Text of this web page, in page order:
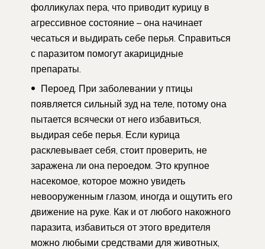
фолликулах пера, что приводит курицу в
агрессивное состояние – она начинает
чесаться и выдирать себе перья. Справиться
с паразитом помогут акарицидные
препараты.
Пероед. При заболевании у птицы
появляется сильный зуд на теле, потому она
пытается всячески от него избавиться,
выдирая себе перья. Если курица
расклевывает себя, стоит проверить, не
заражена ли она пероедом. Это крупное
насекомое, которое можно увидеть
невооруженным глазом, иногда и ощутить его
движение на руке. Как и от любого накожного
паразита, избавиться от этого вредителя
можно любыми средствами для животных,